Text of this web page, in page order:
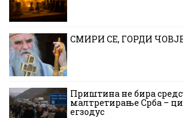
СМИРИ СЕ, ГОРДИ
Приштина не бира
малтретирање Срба –
егзодус